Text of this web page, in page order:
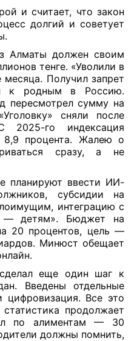
и считает, что закон
долгий и советует
Алматы должен своим
тенге. «Уволили в
Получил запрет
к родным в Россию.
пересмотрел сумму на
сняли после
2025-го индексация
процента. Жалею о
сразу, а не
планируют ввести ИИ-
субсидии на
интеграцию с
— детям». Бюджет на
20 процентов, цель —
Минюст обещает
еще один шаг к
Введены отдельные
цифровизация. Все это
продолжает
по алиментам — 30
должны помнить,